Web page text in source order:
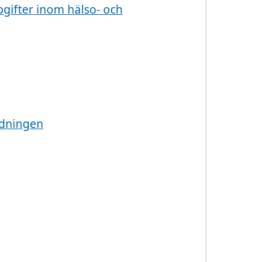
inom hälso- och